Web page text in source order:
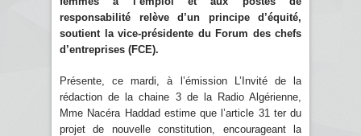
responsabilité relève d’un principe d’équité,
soutient la vice-présidente du Forum des chefs
d’entreprises (FCE).
Présente, ce mardi, à l’émission L’Invité de la
rédaction de la chaine 3 de la Radio Algérienne,
Mme Nacéra Haddad estime que l’article 31 ter du
projet de nouvelle constitution, encourageant la